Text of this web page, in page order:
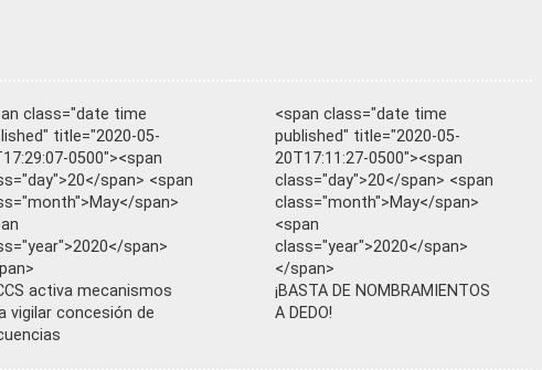
class="date time
title="2020-05-
0500"><span
span> <span
span>
span>
activa mecanismos
vigilar concesión de
<span class="date time
published" title="2020-05-
20T17:11:27-0500"><span
class="day">20</span> <span
class="month">May</span>
<span
class="year">2020</span>
</span>
¡BASTA DE NOMBRAMIENTOS
A DEDO!